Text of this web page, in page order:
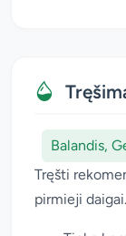
Balandis,
Tręšti
pirmieji daigai.